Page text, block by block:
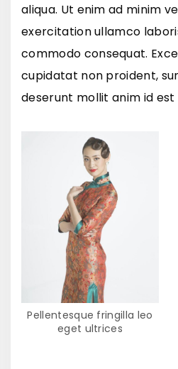
aliqua. Ut enim ad minim
exercitation ullamco
commodo consequat.
cupidatat non proident,
deserunt mollit anim id est
Pellentesque fringilla leo
eget ultrices